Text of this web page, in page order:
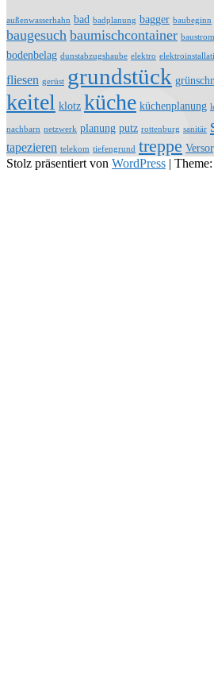
außenwasserhahn bad badplanung bagger baubeginn
baugesuch baumischcontainer
bodenbelag dunstabzugshaube elektro
fliesen gerüst grundstück
keitel klotz küche küchenplanung
nachbarn netzwerk planung putz rottenburg sanitär
tapezieren telekom tiefengrund treppe
Stolz präsentiert von WordPress |